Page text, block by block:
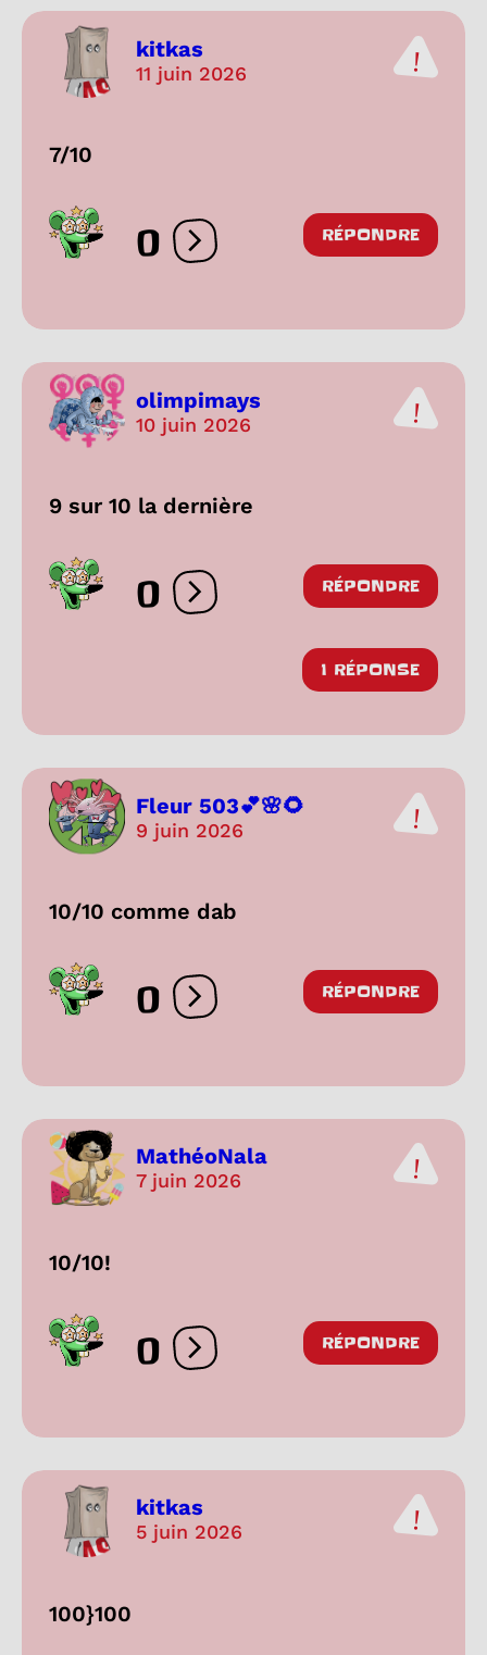
kitkas
11 juin 2026
7/10
0 Ouvrir les réactions
RÉPONDRE
olimpimays
10 juin 2026
9 sur 10 la dernière
0 Ouvrir les réactions
RÉPONDRE
1 RÉPONSE
Fleur 503💕🌸🌻
9 juin 2026
10/10 comme dab
0 Ouvrir les réactions
RÉPONDRE
MathéoNala
7 juin 2026
10/10!
0 Ouvrir les réactions
RÉPONDRE
kitkas
5 juin 2026
100}100